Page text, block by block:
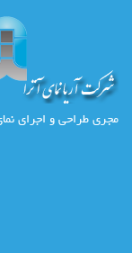
مجری طراحی و اجرای